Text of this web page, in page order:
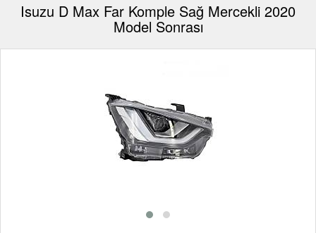
Isuzu D Max Far Komple Sağ Mercekli 2020
Model Sonrası